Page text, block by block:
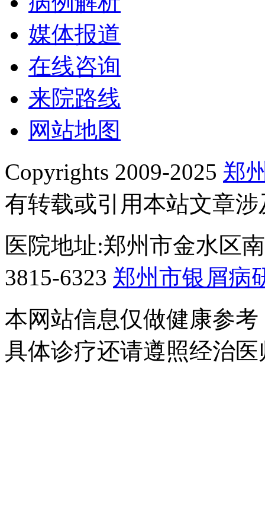
媒体报道
在线咨询
来院路线
网站地图
Copyrights 2009-2025 郑
有转载或引用本站文章
医院地址:郑州市金水区
3815-6323 郑州市银屑病
本网站信息仅做健康参
具体诊疗还请遵照经治医